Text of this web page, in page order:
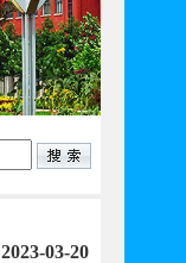
2023-03-20